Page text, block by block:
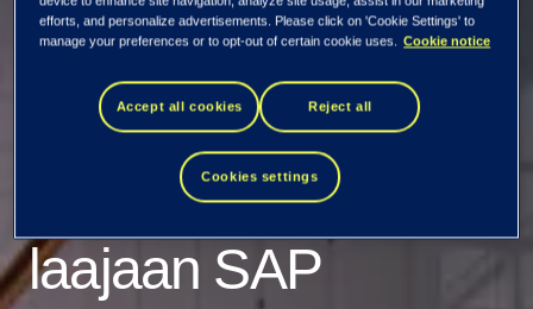
Posti valitsi
Tietoevryn
kumppaniksi
laajaan SAP
efforts, and personalize advertisements. Please click on 'Cookie Settings' to
manage your preferences or to opt-out of certain cookie uses.
Cookie notice
Accept all cookies Reject all
Cookies settings